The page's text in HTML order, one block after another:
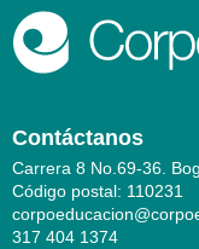
Contáctanos
Carrera 8 No.69-36.
Código postal: 110231
317 404 1374